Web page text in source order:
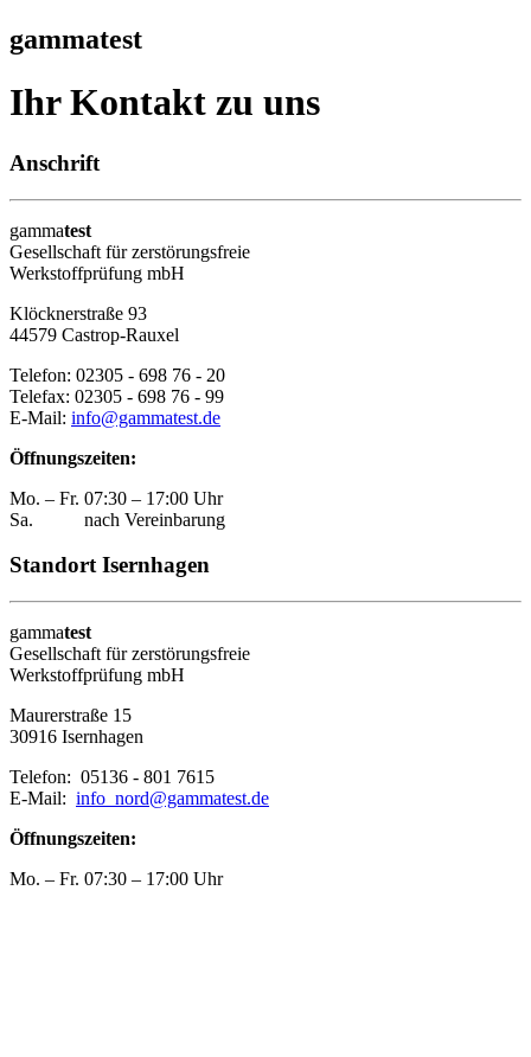
gammatest
Ihr Kontakt zu uns
Anschrift
gammatest
Gesellschaft für zerstörungsfreie
Werkstoffprüfung mbH
Klöcknerstraße 93
44579 Castrop-Rauxel
Telefon: 02305 - 698 76 - 20
Telefax: 02305 - 698 76 - 99
E-Mail: info@gammatest.de
Öffnungszeiten:
Mo. – Fr. 07:30 – 17:00 Uhr
Sa.
nach Vereinbarung
Standort Isernhagen
gammatest
Gesellschaft für zerstörungsfreie
Werkstoffprüfung mbH
Maurerstraße 15
30916 Isernhagen
Telefon: 05136 - 801 7615
E-Mail: info_nord@gammatest.de
Öffnungszeiten:
Mo. – Fr. 07:30 – 17:00 Uhr